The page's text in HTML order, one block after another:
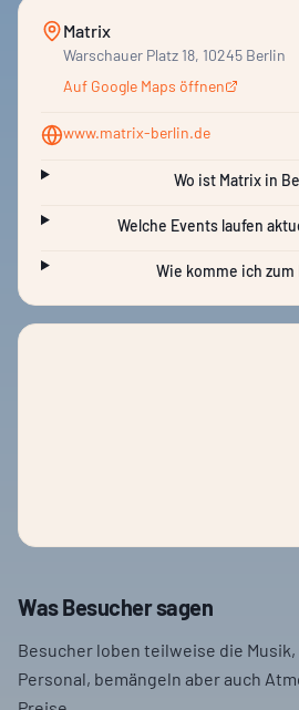
Matrix
Warschauer Platz 18, 10245 Berlin
Auf Google Maps öffnen
www.matrix-berlin.de
Wo ist Matrix in
Welche Events laufen
Wie komme ich zum
Was Besucher sagen
Besucher loben teilweise die Musik,
Personal, bemängeln aber auch